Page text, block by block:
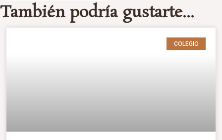
También podría gustarte...
COLEGIO